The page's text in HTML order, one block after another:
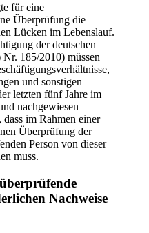
für eine
Überprüfung die
Lücken im Lebenslauf.
der deutschen
185/2010) müssen
und sonstigen
letzten fünf Jahre im
nachgewiesen
im Rahmen einer
Überprüfung der
Person von dieser
muss.
Nachweise